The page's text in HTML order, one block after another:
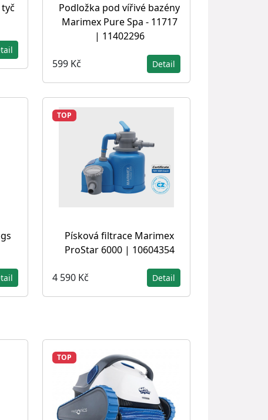
Podložka pod vířivé bazény
Marimex Pure Spa - 11717
| 11402296
599 Kč Detail
TOP
Písková filtrace Marimex
ProStar 6000 | 10604354
4 590 Kč Detail
TOP